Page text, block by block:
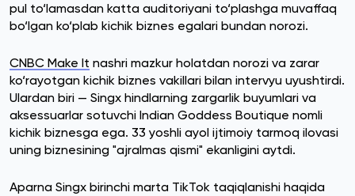
pul to‘lamasdan katta auditoriyani to‘plashga muvaffaq
bo‘lgan ko‘plab kichik biznes egalari bundan norozi.
CNBC Make It nashri mazkur holatdan norozi va zarar
ko‘rayotgan kichik biznes vakillari bilan intervyu uyushtirdi.
Ulardan biri — Singx hindlarning zargarlik buyumlari va
aksessuarlar sotuvchi Indian Goddess Boutique nomli
kichik biznesga ega. 33 yoshli ayol ijtimoiy tarmoq ilovasi
uning biznesining "ajralmas qismi" ekanligini aytdi.
Aparna Singx birinchi marta TikTok taqiqlanishi haqida